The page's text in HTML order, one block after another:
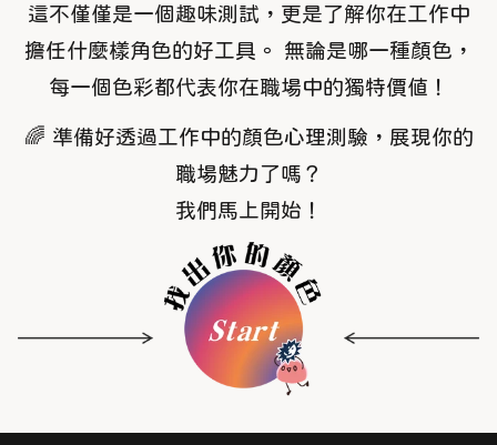
這不僅僅是一個趣味測試，更是了解你在工作中
擔任什麼樣角色的好工具。 無論是哪一種顏色，
每一個色彩都代表你在職場中的獨特價值！
🌈 準備好透過工作中的顏色心理測驗，展現你的
職場魅力了嗎？
我們馬上開始！